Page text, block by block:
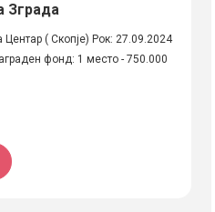
Зграда
( Скопје) Рок: 27.09.2024
фонд: 1 место - 750.000